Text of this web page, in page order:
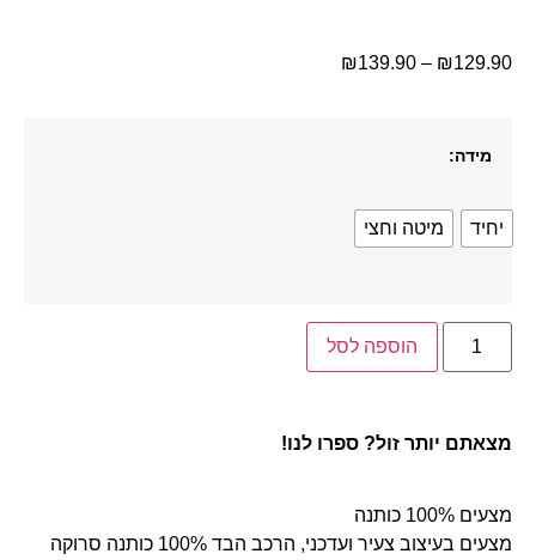
₪129.90
–
₪139.90
מידה:
יחיד מיטה וחצי
הוספה לסל
מצאתם יותר זול? ספרו לנו!
מצעים 100% כותנה
מצעים בעיצוב צעיר ועדכני, הרכב הבד 100% כותנה סרוקה